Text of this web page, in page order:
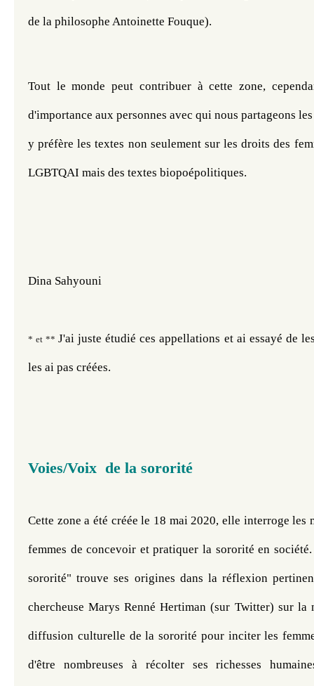
de la philosophe Antoinette Fouque).
Tout le monde peut contribuer à cette zone,
d'importance aux personnes avec qui nous partageons les
y préfère les textes non seulement sur les droits des
LGBTQAI mais des textes biopoépolitiques.
Dina Sahyouni
* et **J'ai juste étudié ces appellations et ai essayé de
les ai pas créées.
Voies/Voix de la sororité
Cette zone a été créée le 18 mai 2020, elle interroge les
femmes de concevoir et pratiquer la sororité en
sororité" trouve ses origines dans la réflexion
chercheuse Marys Renné Hertiman (sur Twitter) sur la
diffusion culturelle de la sororité pour inciter les
d'être nombreuses à récolter ses richesses